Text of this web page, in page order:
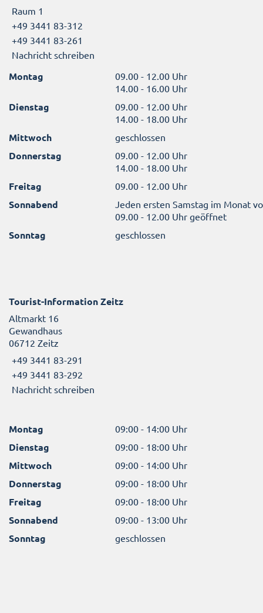
Raum 1
+49 3441 83-312
+49 3441 83-261
Nachricht schreiben
Montag
09.00 - 12.00 Uhr
14.00 - 16.00 Uhr
Dienstag
09.00 - 12.00 Uhr
14.00 - 18.00 Uhr
Mittwoch geschlossen
Donnerstag
09.00 - 12.00 Uhr
14.00 - 18.00 Uhr
Freitag 09.00 - 12.00 Uhr
Sonnabend
Jeden ersten Samstag im Monat
09.00 - 12.00 Uhr geöffnet
Sonntag geschlossen
Tourist-Information Zeitz
Altmarkt 16
Gewandhaus
06712 Zeitz
+49 3441 83-291
+49 3441 83-292
Nachricht schreiben
Montag 09:00 - 14:00 Uhr
Dienstag 09:00 - 18:00 Uhr
Mittwoch 09:00 - 14:00 Uhr
Donnerstag 09:00 - 18:00 Uhr
Freitag 09:00 - 18:00 Uhr
Sonnabend 09:00 - 13:00 Uhr
Sonntag geschlossen